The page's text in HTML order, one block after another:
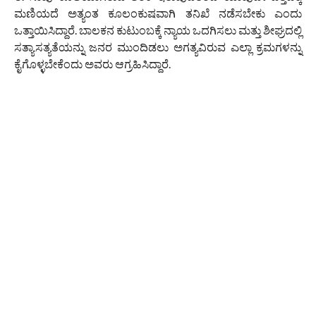
ಮಣಿಯದೆ ಅತ್ಯಂತ ಕೂಲಂಕುಷವಾಗಿ ತನಿಖೆ ನಡೆಸಬೇಕು ಎಂದು
ಒತ್ತಾಯಿಸಿದ್ದಾರೆ. ಬಾಲಕನ ಕುಟುಂಬಕ್ಕೆ ನ್ಯಾಯ ಒದಗಿಸಲು ಮತ್ತು ಶೀಘ್ರದಲ್ಲಿ
ಸತ್ಯಾಸತ್ಯತೆಯನ್ನು ಜನರ ಮುಂದಿಡಲು ಅಗತ್ಯವಿರುವ ಎಲ್ಲಾ ಕ್ರಮಗಳನ್ನು
ಕೈಗೊಳ್ಳಬೇಕೆಂದು ಅವರು ಆಗ್ರಹಿಸಿದ್ದಾರೆ.